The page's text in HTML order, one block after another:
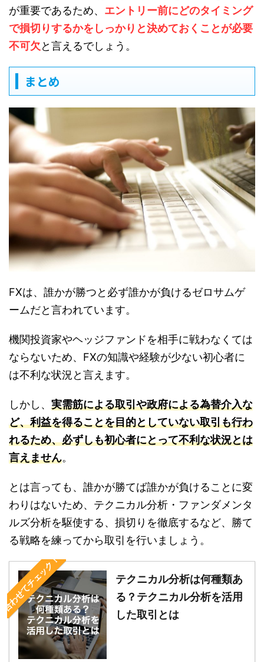
が重要であるため、 エントリー前にどのタイミング
で損切りするかをしっかりと決めておくことが必要
不可欠と言えるでしょう。
まとめ
FXは、誰かが勝つと必ず誰かが負けるゼロサムゲ
ームだと言われています。
機関投資家やヘッジファンドを相手に戦わなくては
ならないため、FXの知識や経験が少ない初心者に
は不利な状況と言えます。
しかし、 実需筋による取引や政府による為替介入な
ど、利益を得ることを目的としていない取引も行わ
れるため、必ずしも初心者にとって不利な状況とは
言えません。
とは言っても、誰かが勝てば誰かが負けることに変
わりはないため、テクニカル分析・ファンダメンタ
ルズ分析を駆使する、損切りを徹底するなど、勝て
る戦略を練ってから取引を行いましょう。
合わせてチェック！
テクニカル分析は何種類あ
る？テクニカル分析を活用
した取引とは